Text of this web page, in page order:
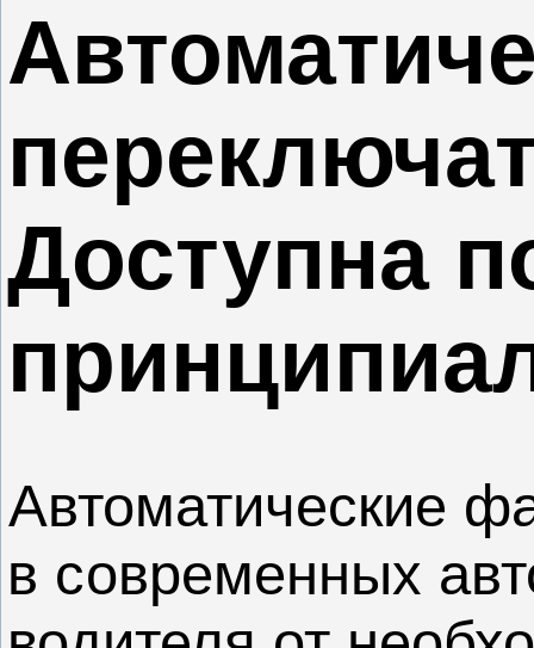
Доступна
Автоматические
в современных